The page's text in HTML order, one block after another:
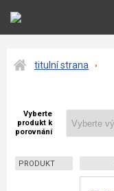
titulní strana
Vyberte
produkt k
porovnání
PRODUKT